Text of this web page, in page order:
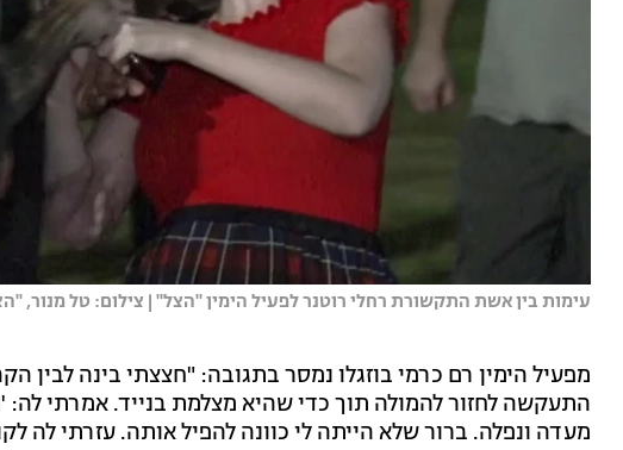
עימות בין אשת התקשורת רחלי רוטנר לפעיל הימין ''הצל'' | צילום: טל מנור,
מפעיל הימין רם כרמי בוזגלו נמסר בתגובה: "חצצתי בינה
התעקשה לחזור להמולה תוך כדי שהיא מצלמת בנייד. אמרתי לה:
מעדה ונפלה. ברור שלא הייתה לי כוונה להפיל אותה. עזרתי לה